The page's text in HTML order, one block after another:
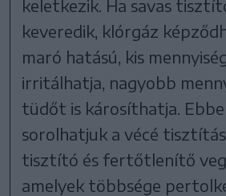
keletkezik. Ha savas
keveredik, klórgáz
maró hatású, kis
irritálhatja, nagyobb
tüdőt is károsíthatja.
sorolhatjuk a vécé
tisztító és fertőtlenítő
amelyek többsége